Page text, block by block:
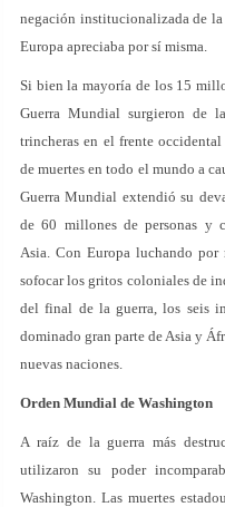
negación institucionalizada de
Europa apreciaba por sí misma.
Si bien la mayoría de los 15
Guerra Mundial surgieron de
trincheras en el frente
de muertes en todo el mundo a
Guerra Mundial extendió su
de 60 millones de personas y
Asia. Con Europa luchando por
sofocar los gritos coloniales de
del final de la guerra, los seis
dominado gran parte de Asia y
nuevas naciones.
Orden Mundial de Washington
A raíz de la guerra más
utilizaron su poder
Washington. Las muertes